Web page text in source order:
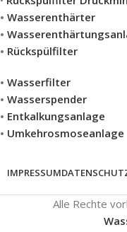
• Wasserenthärter
•
• Rückspülfilter
• Wasserfilter
• Wasserspender
• Entkalkungsanlage
• Umkehrosmoseanlage
IMPRESSUM
Alle Rechte